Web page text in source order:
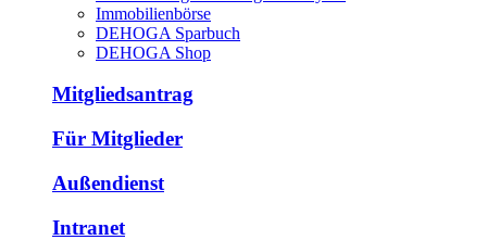
Immobilienbörse
DEHOGA Sparbuch
DEHOGA Shop
Mitgliedsantrag
Für Mitglieder
Außendienst
Intranet